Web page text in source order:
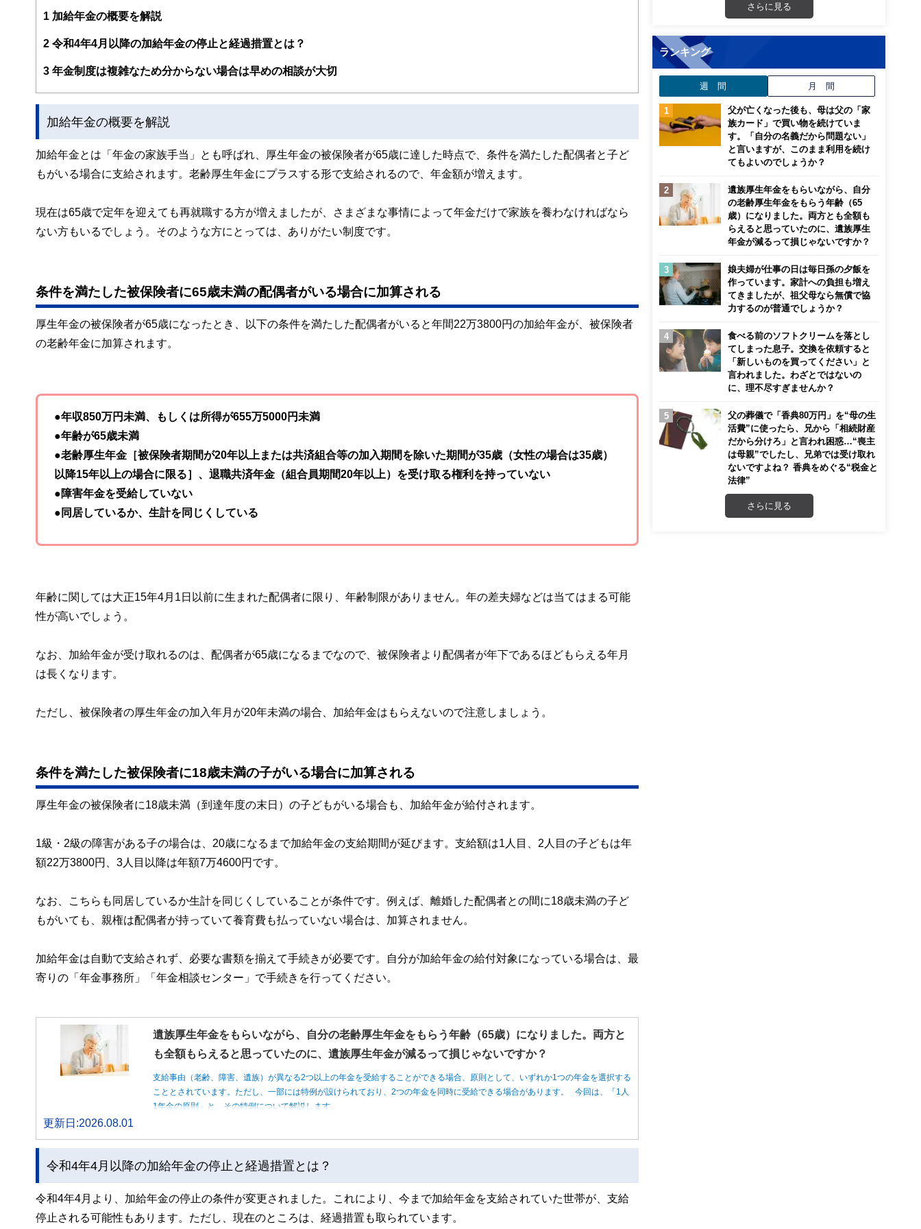
案から記事掲載まですべての工程に関わることで、読者目線のコンテンツを追求しています。
FinancialFieldの特徴は、ファイナンシャルプランナー、弁護士、税理士、宅地建物取引士、相続診断士、住宅ローンアドバイザー、DCプランナ
ー、公認会計士、社会保険労務士、行政書士、投資アナリスト、キャリアコンサルタントなど150名以上の有資格者を執筆者・監修者として迎
私たちは、快適でより良い生活のアイデアを提供するお金のコンシェルジュを目指します。
1 加給年金の概要を解説
2 令和4年4月以降の加給年金の停止と経過措置とは？
3 年金制度は複雑なため分からない場合は早めの相談が大切
加給年金の概要を解説
加給年金とは「年金の家族手当」とも呼ばれ、厚生年金の被保険者が65歳に達した時点で、条件を満たした配偶者と子ど
もがいる場合に支給されます。老齢厚生年金にプラスする形で支給されるので、年金額が増えます。
現在は65歳で定年を迎えても再就職する方が増えましたが、さまざまな事情によって年金だけで家族を養わなければなら
ない方もいるでしょう。そのような方にとっては、ありがたい制度です。
条件を満たした被保険者に65歳未満の配偶者がいる場合に加算される
厚生年金の被保険者が65歳になったとき、以下の条件を満たした配偶者がいると年間22万3800円の加給年金が、被保険者
の老齢年金に加算されます。
●年収850万円未満、もしくは所得が655万5000円未満
●年齢が65歳未満
●老齢厚生年金［被保険者期間が20年以上または共済組合等の加入期間を除いた期間が35歳（女性の場合は35歳）
以降15年以上の場合に限る］、退職共済年金（組合員期間20年以上）を受け取る権利を持っていない
●障害年金を受給していない
●同居しているか、生計を同じくしている
年齢に関しては大正15年4月1日以前に生まれた配偶者に限り、年齢制限がありません。年の差夫婦などは当てはまる可能
性が高いでしょう。
なお、加給年金が受け取れるのは、配偶者が65歳になるまでなので、被保険者より配偶者が年下であるほどもらえる年月
は長くなります。
ただし、被保険者の厚生年金の加入年月が20年未満の場合、加給年金はもらえないので注意しましょう。
条件を満たした被保険者に18歳未満の子がいる場合に加算される
厚生年金の被保険者に18歳未満（到達年度の末日）の子どもがいる場合も、加給年金が給付されます。
1級・2級の障害がある子の場合は、20歳になるまで加給年金の支給期間が延びます。支給額は1人目、2人目の子どもは年
額22万3800円、3人目以降は年額7万4600円です。
なお、こちらも同居しているか生計を同じくしていることが条件です。例えば、離婚した配偶者との間に18歳未満の子ど
もがいても、親権は配偶者が持っていて養育費も払っていない場合は、加算されません。
加給年金は自動で支給されず、必要な書類を揃えて手続きが必要です。自分が加給年金の給付対象になっている場合は、最
寄りの「年金事務所」「年金相談センター」で手続きを行ってください。
遺族厚生年金をもらいながら、自分の老齢厚生年金をもらう年齢（65歳）になりました。両方と
も全額もらえると思っていたのに、遺族厚生年金が減るって損じゃないですか？
支給事由（老齢、障害、遺族）が異なる2つ以上の年金を受給することができる場合、原則として、いずれか1つの年金を選択する
こととされています。ただし、一部には特例が設けられており、2つの年金を同時に受給できる場合があります。 今回は、「1人
1年金の原則」と、その特例について解説します。
更新日:2026.08.01
令和4年4月以降の加給年金の停止と経過措置とは？
令和4年4月より、加給年金の停止の条件が変更されました。これにより、今まで加給年金を支給されていた世帯が、支給
停止される可能性もあります。ただし、現在のところは、経過措置も取られています。
さらに見る
ランキング
週 間 月 間
父が亡くなった後も、母は父の「家
族カード」で買い物を続けていま
す。「自分の名義だから問題ない」
と言いますが、このまま利用を続け
てもよいのでしょうか？
遺族厚生年金をもらいながら、自分
の老齢厚生年金をもらう年齢（65
歳）になりました。両方とも全額も
らえると思っていたのに、遺族厚生
年金が減るって損じゃないですか？
娘夫婦が仕事の日は毎日孫の夕飯を
作っています。家計への負担も増え
てきましたが、祖父母なら無償で協
力するのが普通でしょうか？
食べる前のソフトクリームを落とし
てしまった息子。交換を依頼すると
「新しいものを買ってください」と
言われました。わざとではないの
に、理不尽すぎませんか？
父の葬儀で「香典80万円」を“母の生
活費”に使ったら、兄から「相続財産
だから分けろ」と言われ困惑…“喪主
は母親”でしたし、兄弟では受け取れ
ないですよね？ 香典をめぐる“税金と
法律”
さらに見る